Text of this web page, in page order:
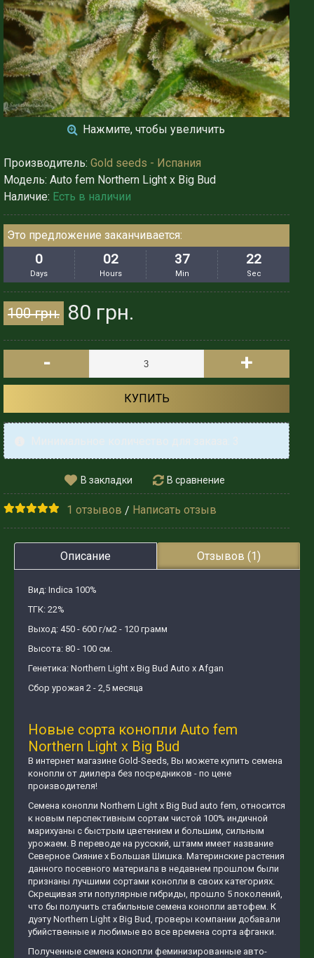
Нажмите, чтобы увеличить
Производитель: Gold seeds - Испания
Модель: Auto fem Northern Light x Big Bud
Наличие: Есть в наличии
Это предложение заканчивается:
0
Days
02
Hours
37
Min
19
Sec
100 грн. 80 грн.
- +
КУПИТЬ
В закладки В сравнение
1 отзывов / Написать отзыв
Описание Отзывов (1)
Вид: Indica 100%
ТГК: 22%
Выход: 450 - 600 г/м2 - 120 грамм
Высота: 80 - 100 см.
Генетика: Northern Light x Big Bud Auto х Afgan
Сбор урожая 2 - 2,5 месяца
Новые сорта конопли Auto fem
Northern Light x Big Bud
В интернет магазине Gold-Seeds, Вы можете купить семена
конопли от диилера без посредников - по цене
производителя!
Семена конопли Northern Light x Big Bud auto fem, относится
к новым перспективным сортам чистой 100% индичной
марихуаны с быстрым цветением и большим, сильным
урожаем. В переводе на русский, штамм имеет название
Северное Сияние х Большая Шишка. Материнские растения
данного посевного материала в недавнем прошлом были
признаны лучшими сортами конопли в своих категориях.
Скрещивая эти популярные гибриды, прошло 5 поколений,
что бы получить стабильные семена конопли автофем. К
дуэту Northern Light x Big Bud, гроверы компании добавали
убийственные и любимые во все времена сорта афганки.
Полученные семена конопли феминизированные авто-